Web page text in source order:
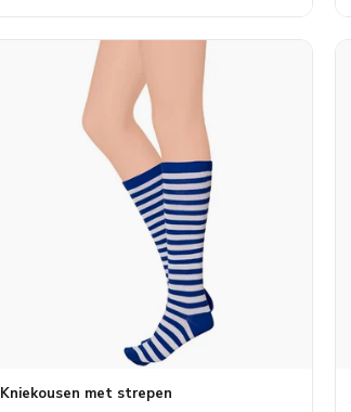
Kniekousen met strepen